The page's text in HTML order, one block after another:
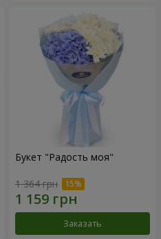
Букет "Радость моя"
1 364 грн
Заказать